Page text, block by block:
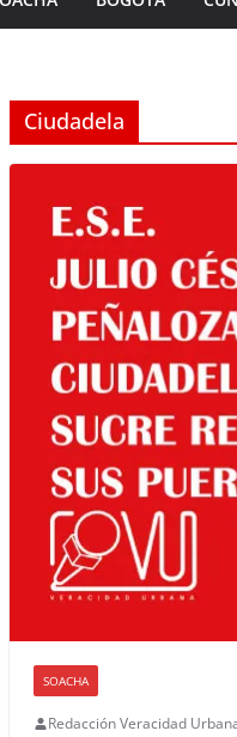
Ciudadela
SOACHA
Redacción Veracidad